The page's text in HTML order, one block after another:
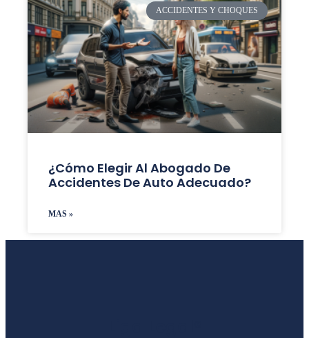
ACCIDENTES Y CHOQUES
¿Cómo Elegir Al Abogado De
Accidentes De Auto Adecuado?
MAS »